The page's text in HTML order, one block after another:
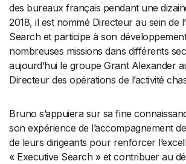
des bureaux français pendant une
2018, il est nommé Directeur au sein de
Search et participe à son
nombreuses missions dans différents
aujourd’hui le groupe Grant Alexander
Directeur des opérations de l’activité
Bruno s’appuiera sur sa fine
son expérience de l’accompagnement
de leurs dirigeants pour renforcer
« Executive Search » et contribuer au